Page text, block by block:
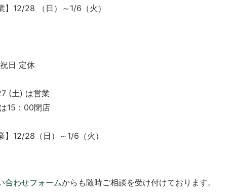
】12/28 （日）～1/6（火）
祝日 定休
(土) は営業
15：00閉店
】12/28（日）～1/6（火）
合わせフォームからも随時ご相談を受け付けております。